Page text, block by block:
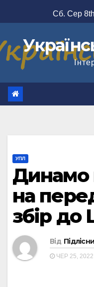
до
Сб. Сер
УПЛ
Динамо
на
збір до
Від
ЧЕР 25, 2022